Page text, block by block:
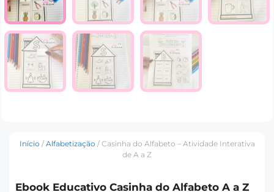
Início / Alfabetização / Casinha do Alfabeto – Atividade Interativa
de A a Z
Ebook Educativo Casinha do Alfabeto A a Z